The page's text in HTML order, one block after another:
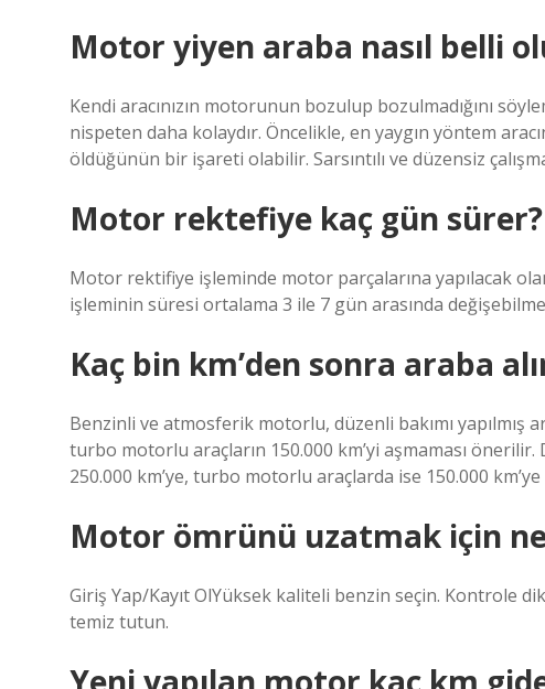
Motor yiyen araba nasıl belli
Kendi aracınızın motorunun bozulup bozulmadığını
nispeten daha kolaydır. Öncelikle, en yaygın yöntem
öldüğünün bir işareti olabilir. Sarsıntılı ve düzensiz
Motor rektefiye kaç gün sürer?
Motor rektifiye işleminde motor parçalarına yapılacak
işleminin süresi ortalama 3 ile 7 gün arasında
Kaç bin km’den sonra araba
Benzinli ve atmosferik motorlu, düzenli bakımı yapılmış
turbo motorlu araçların 150.000 km’yi aşmaması
250.000 km’ye, turbo motorlu araçlarda ise 150.000
Motor ömrünü uzatmak için
Giriş Yap/Kayıt OlYüksek kaliteli benzin seçin. Kontrole
temiz tutun.